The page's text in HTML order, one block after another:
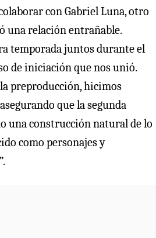
con Gabriel Luna, otro
una relación entrañable.
temporada juntos durante el
de iniciación que nos unió.
preproducción, hicimos
que la segunda
una construcción natural de lo
como personajes y